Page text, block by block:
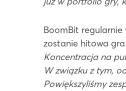
BoomBit
zostanie hitowa
Koncentracja na
W związku z tym,
Powiększyliśmy